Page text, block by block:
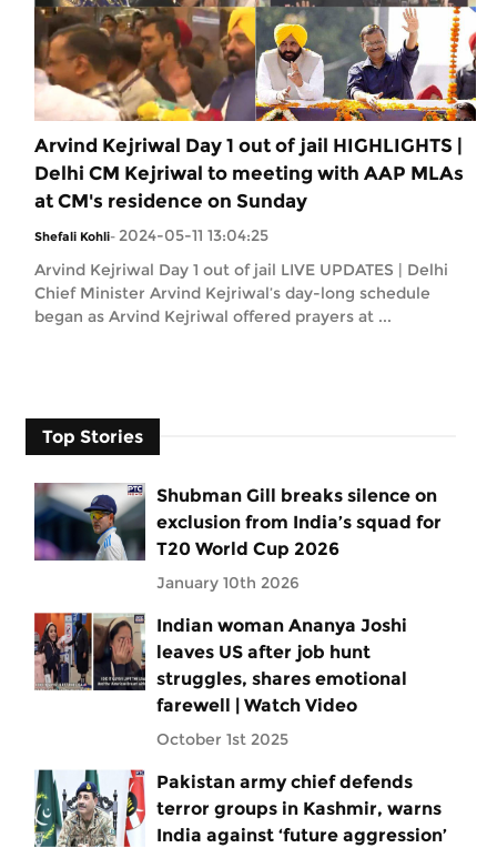
Arvind Kejriwal Day 1 out of jail HIGHLIGHTS |
Delhi CM Kejriwal to meeting with AAP MLAs
at CM's residence on Sunday
Shefali Kohli- 2024-05-11 13:04:25
Arvind Kejriwal Day 1 out of jail LIVE UPDATES | Delhi
Chief Minister Arvind Kejriwal’s day-long schedule
began as Arvind Kejriwal offered prayers at ...
Top Stories
Shubman Gill breaks silence on
exclusion from India’s squad for
T20 World Cup 2026
January 10th 2026
Indian woman Ananya Joshi
leaves US after job hunt
struggles, shares emotional
farewell | Watch Video
October 1st 2025
Pakistan army chief defends
terror groups in Kashmir, warns
India against ‘future aggression’